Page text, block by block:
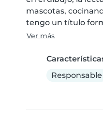
mascotas,
tengo un título
Ver más
Responsable